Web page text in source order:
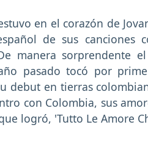
en el corazón de
de sus canciones
manera sorprendente
pasado tocó por
debut en tierras
con Colombia, sus
logró, 'Tutto Le Amore